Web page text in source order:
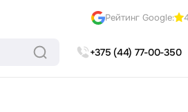
Рейтинг Google:
+375 (44) 77-00-350